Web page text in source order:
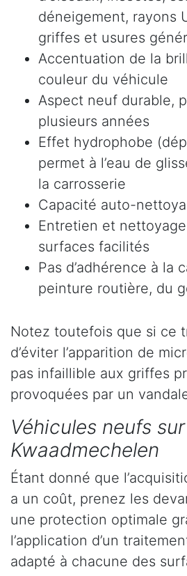
déneigement, rayons
griffes et usures
Accentuation de la
couleur du véhicule
Aspect neuf durable,
plusieurs années
Effet hydrophobe
permet à l’eau de
la carrosserie
Capacité auto-
Entretien et
surfaces facilités
Pas d’adhérence à la
peinture routière, du
Notez toutefois que si ce
d’éviter l’apparition de
pas infaillible aux griffes
provoquées par un
Véhicules neufs sur
Kwaadmechelen
Étant donné que
a un coût, prenez les
une protection optimale
l’application d’un
adapté à chacune des